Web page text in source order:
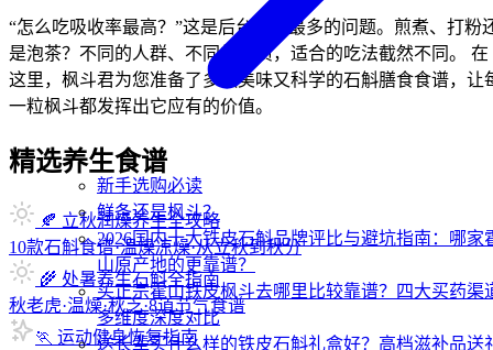
新手选购必读
鲜条还是枫斗？
2026国内十大铁皮石斛品牌评比与避坑指南：哪家
山原产地的更靠谱？
买正宗霍山铁皮枫斗去哪里比较靠谱？四大买药渠
多维度深度对比
送长辈买什么样的铁皮石斛礼盒好？高档滋补品送
“怎么吃吸收率最高？”这是后台收到最多的问题。煎煮、打粉
是泡茶？不同的人群、不同的体质，适合的吃法截然不同。 在
这里，枫斗君为您准备了多款美味又科学的石斛膳食食谱，让
一粒枫斗都发挥出它应有的价值。
精选养生食谱
🍂 立秋润燥养生全攻略
10款石斛食谱·温燥凉燥·从立秋到秋分
🌾 处暑养生石斛全指南
秋老虎·温燥·秋乏·8道节气食谱
🏃 运动健身恢复指南